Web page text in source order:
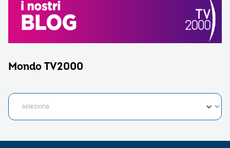
Mondo TV2000